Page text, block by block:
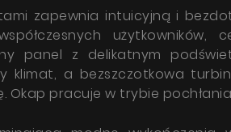
Wyrażam zgodę na
z Polityką prywatności
zapewnia intuicyjną i
użytkowników,
panel z delikatnym
klimat, a bezszczotkowa
Okap pracuje w trybie